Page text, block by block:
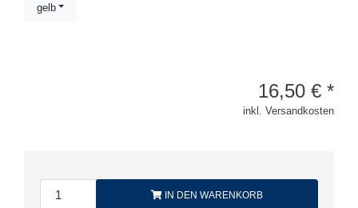
gelb
16,50 € *
inkl. Versandkosten
IN DEN WARENKORB